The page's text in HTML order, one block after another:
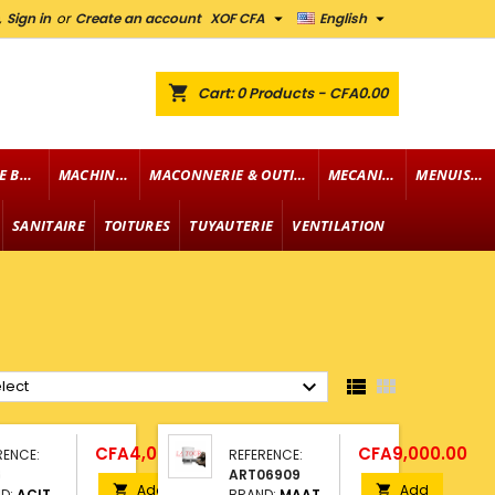
English 
XOF CFA 
Sign in or Create an account
shopping_cart Cart: 0Products - CFA0.00
FOURNITURE DE BUREAU MACHINERIE MACONNERIE & OUTILLAGE MECANIQUE MENUISERIE
SANITAIRE TOITURES TUYAUTERIE VENTILATION
  
Price
CFA4,000.00

Add
REFERENCE:
ART06909
Price
CFA9,000.00

Add